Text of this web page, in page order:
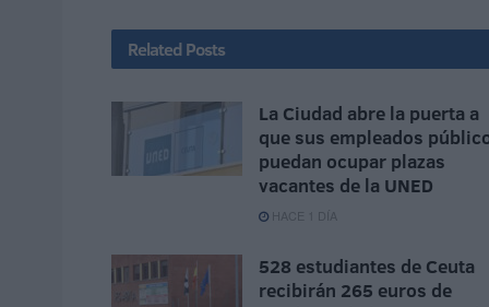
Related Posts
La Ciudad abre la puerta a
que sus empleados
puedan ocupar plazas
vacantes de la UNED
HACE 1 DÍA
528 estudiantes de Ceuta
recibirán 265 euros de